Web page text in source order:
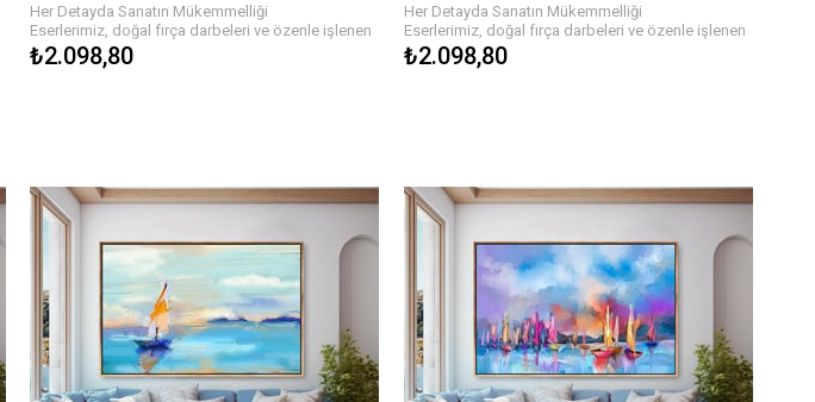
Her Detayda Sanatın Mükemmelliği
Eserlerimiz, doğal fırça darbeleri ve özenle işlenen
detaylarla hayat buluyor. Yağlı boyaların zengin
dokusu, tablonun her köşesinde derinlik ve hareket
kaliteli yağlı boya dokulu tablolar ile evinizin ya da
ofisinizin atmosferini baştan yaratın. Farklı temalar,
renkler ve boyutlarla, hayalinizdeki tabloyu
bulmanız çok kolay!
Bize Ulaşın ve Sanatı Hayatınıza Dahil Edin!
Siz de sanatın büyüsünden yararlanmak ve evinize
anlam katmak için hemen koleksiyonumuzu
keşfedin. Her biri kendine özgü olan bu tablolara
sahip olmak için birkaç adımda siparişinizi
verebilirsiniz.
₺2.098,80
Her Detayda Sanatın Mükemmelliği
Eserlerimiz, doğal fırça darbeleri ve özenle işlenen
detaylarla hayat buluyor. Yağlı boyaların zengin
dokusu, tablonun her köşesinde derinlik ve hareket
kaliteli yağlı boya dokulu tablolar ile evinizin ya da
ofisinizin atmosferini baştan yaratın. Farklı temalar,
renkler ve boyutlarla, hayalinizdeki tabloyu
bulmanız çok kolay!
Bize Ulaşın ve Sanatı Hayatınıza Dahil Edin!
Siz de sanatın büyüsünden yararlanmak ve evinize
anlam katmak için hemen koleksiyonumuzu
keşfedin. Her biri kendine özgü olan bu tablolara
sahip olmak için birkaç adımda siparişinizi
verebilirsiniz.
₺2.098,80